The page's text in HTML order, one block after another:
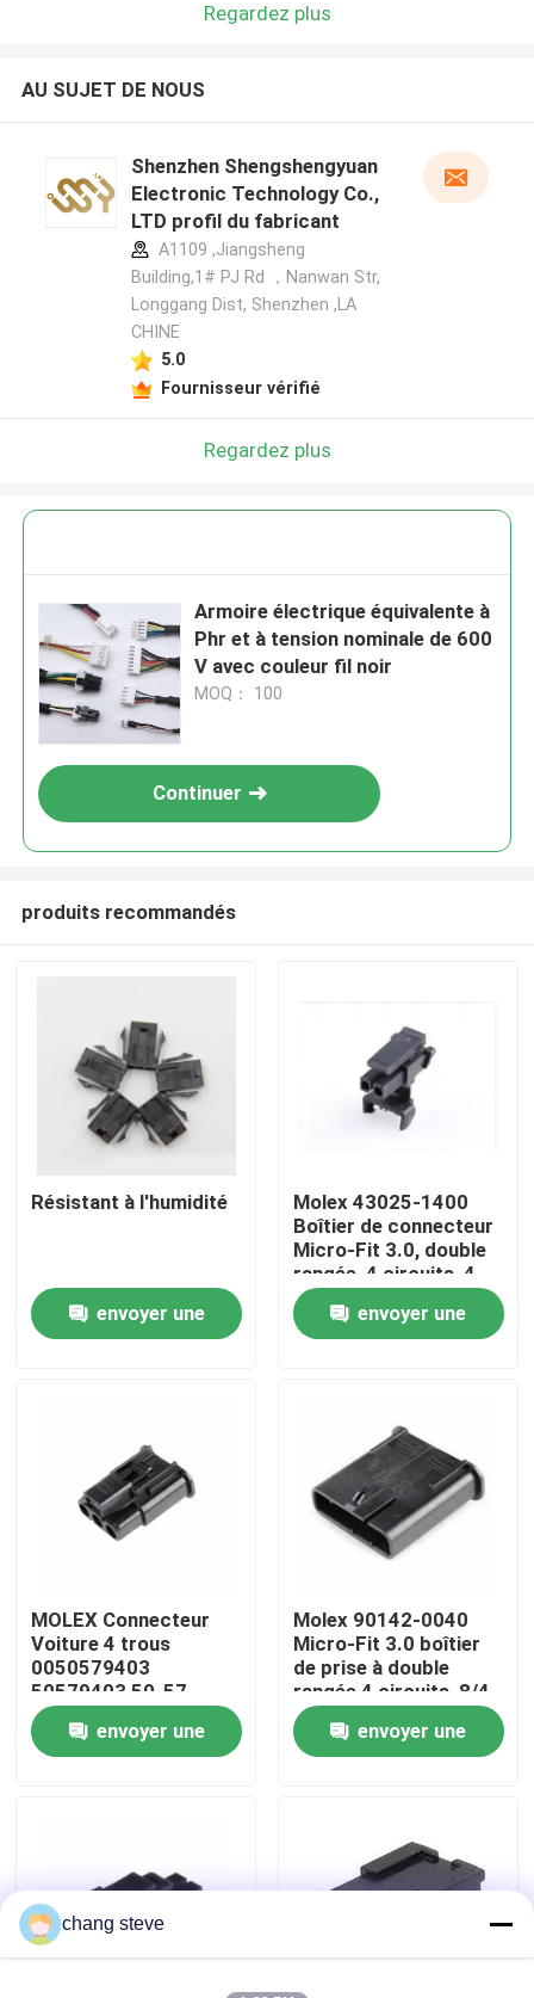
Aperçu
A propos de nous
Visite d'usine
Contrôle de la qualité
Contact
nouvelles
assemblage de câbles sur mesure
Regardez plus
AU SUJET DE NOUS
Shenzhen Shengshengyuan
Electronic Technology Co.,
LTD profil du fabricant
A1109 ,Jiangsheng
Building,1# PJ Rd ，Nanwan Str,
Longgang Dist, Shenzhen ,LA
CHINE
5.0
Fournisseur vérifié
Regardez plus
Armoire électrique équivalente à
Phr et à tension nominale de 600
V avec couleur fil noir
MOQ： 100
Continuer
produits recommandés
Résistant à l'humidité
envoyer une
Molex 43025-1400
Boîtier de connecteur
Micro-Fit 3.0, double
rangée, 4 circuits, 4
broches, 3 mm En
stock 43025-1400
envoyer une
MOLEX Connecteur
Voiture 4 trous
0050579403
50579403 50-57-
9403 4 broches 2.54
envoyer une
Molex 90142-0040
Micro-Fit 3.0 boîtier
de prise à double
rangée 4 circuits, 8/4
broche 3 mm En stock
90142-0040envoyer une
chang steve